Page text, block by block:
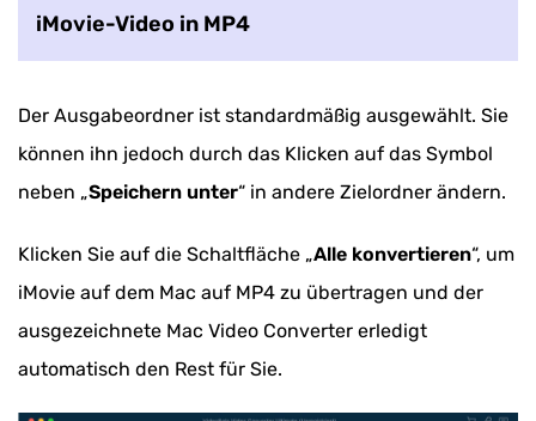
iMovie-Video in MP4
Der Ausgabeordner ist standardmäßig ausgewählt. Sie
können ihn jedoch durch das Klicken auf das Symbol
neben „Speichern unter“ in andere Zielordner ändern.
Klicken Sie auf die Schaltfläche „Alle konvertieren“, um
iMovie auf dem Mac auf MP4 zu übertragen und der
ausgezeichnete Mac Video Converter erledigt
automatisch den Rest für Sie.